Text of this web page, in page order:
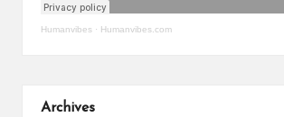
Humanvibes · Humanvibes.com
Archives